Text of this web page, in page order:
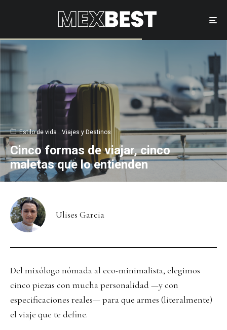
Estilo de vida Viajes y Destinos
Cinco formas de viajar, cinco
maletas que lo entienden
Ulises Garcia
Del mixólogo nómada al eco-minimalista, elegimos
cinco piezas con mucha personalidad —y con
especificaciones reales— para que armes (literalmente)
el viaje que te define.